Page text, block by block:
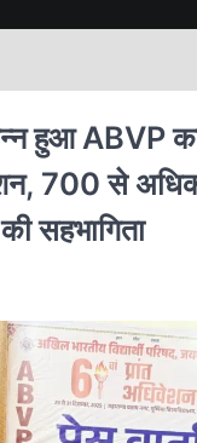
हुआ ABVP
700 से
सहभागिता